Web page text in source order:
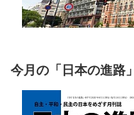
今月の「日本の進路」